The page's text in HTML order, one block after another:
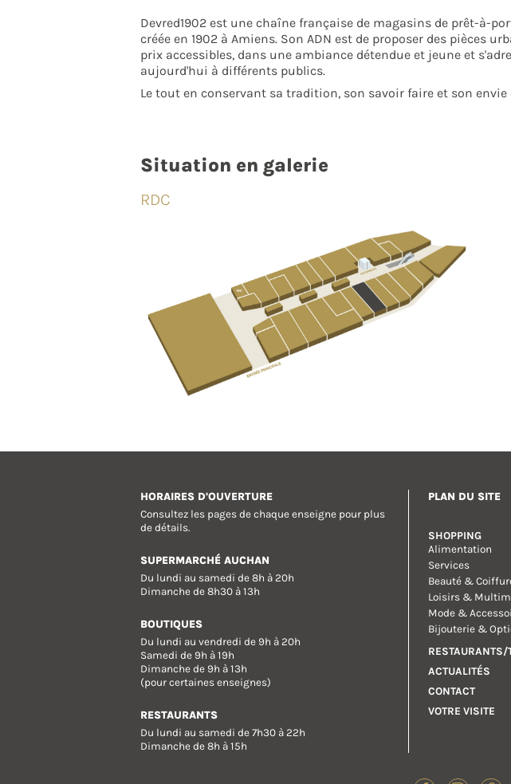
Devred1902 est une chaîne française de magasins de prêt-à-
créée en 1902 à Amiens. Son ADN est de proposer des pièces
prix accessibles, dans une ambiance détendue et jeune et
aujourd'hui à différents publics.
Le tout en conservant sa tradition, son savoir faire et son envie
Situation en galerie
RDC
HORAIRES D'OUVERTURE
Consultez les pages de chaque enseigne pour plus
de détails.
SUPERMARCHÉ AUCHAN
Du lundi au samedi de 8h à 20h
Dimanche de 8h30 à 13h
BOUTIQUES
Du lundi au vendredi de 9h à 20h
Samedi de 9h à 19h
Dimanche de 9h à 13h
(pour certaines enseignes)
RESTAURANTS
Du lundi au samedi de 7h30 à 22h
Dimanche de 8h à 15h
PLAN DU SITE
SHOPPING
Alimentation
Services
Beauté &
Loisirs &
Mode &
Bijouterie &
RESTAURANTS/
ACTUALITÉS
CONTACT
VOTRE VISITE